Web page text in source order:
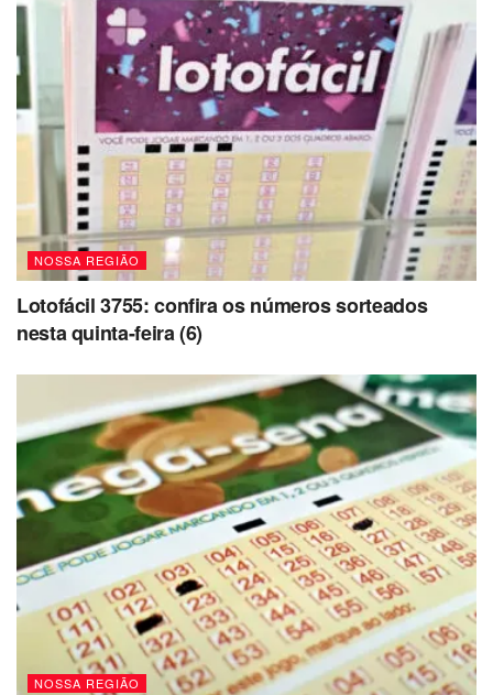
NOSSA REGIÃO
Lotofácil 3755: confira os números sorteados
nesta quinta-feira (6)
NOSSA REGIÃO